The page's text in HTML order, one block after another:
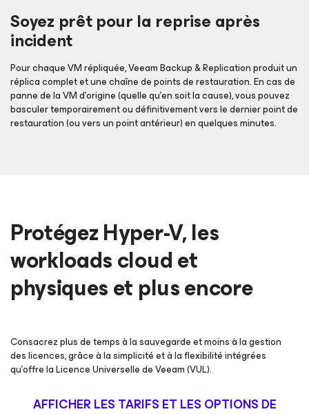
Soyez prêt pour la reprise après
incident
Pour chaque VM répliquée, Veeam Backup & Replication produit un
réplica complet et une chaîne de points de restauration. En cas de
panne de la VM d’origine (quelle qu’en soit la cause), vous pouvez
basculer temporairement ou définitivement vers le dernier point de
restauration (ou vers un point antérieur) en quelques minutes.
Protégez Hyper-V, les
workloads cloud et
physiques et plus encore
Consacrez plus de temps à la sauvegarde et moins à la gestion
des licences, grâce à la simplicité et à la flexibilité intégrées
qu’offre la Licence Universelle de Veeam (VUL).
AFFICHER LES TARIFS ET LES OPTIONS DE